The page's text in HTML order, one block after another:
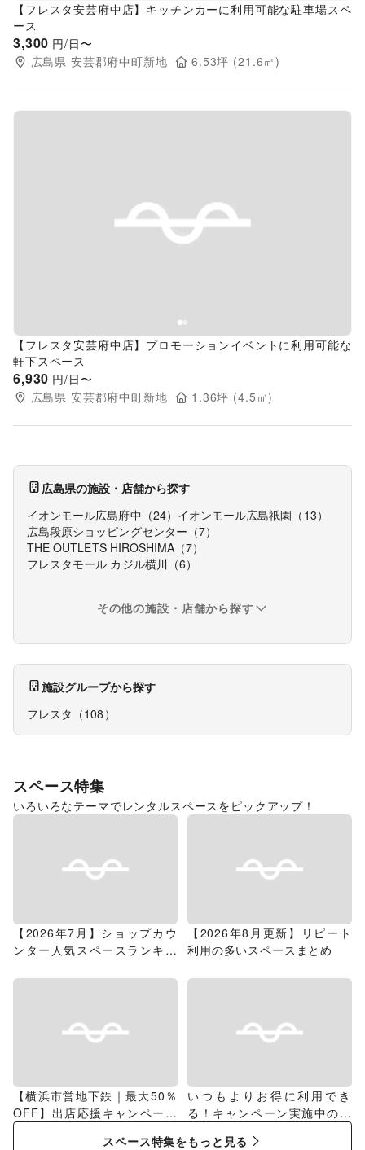
【フレスタ安芸府中店】キッチンカーに利用可能な駐車場スペ
ース
3,300 円/日〜
広島県 安芸郡府中町新地 6.53坪 (21.6㎡)
Previous slide
【フレスタ安芸府中店】プロモーションイベントに利用可能な
軒下スペース
6,930 円/日〜
広島県 安芸郡府中町新地 1.36坪 (4.5 ㎡)
広島県の施設・店舗から探す
イオンモール広島府中 （24） イオンモール広島祇園 （ 13）
広島段原ショッピングセンター （7）
THE OUTLETS HIROSHIMA （7）
フレスタモール カジル横川 （6）
その他の施設・店舗から探す
施設グループから探す
フレスタ （108 ）
スペース特集
いろいろなテーマでレンタルスペースをピックアップ！
【2026年7月】ショップカウ
ンター人気スペースランキン
【2026年8月更新】リピート
利用の多いスペースまとめ
【横浜市営地下鉄｜最大50％
OFF】出店応援キャンペーン
特集
いつもよりお得に利用でき
る！キャンペーン実施中のス
スペース特集をもっと見る